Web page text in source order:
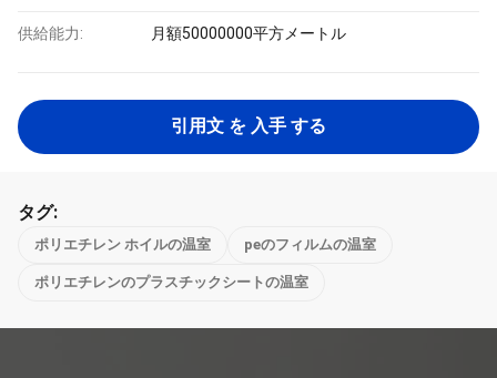
供給能力: 月額50000000平方メートル
引用文 を 入手 する
タグ:
ポリエチレン ホイルの温室 peのフィルムの温室
ポリエチレンのプラスチックシートの温室